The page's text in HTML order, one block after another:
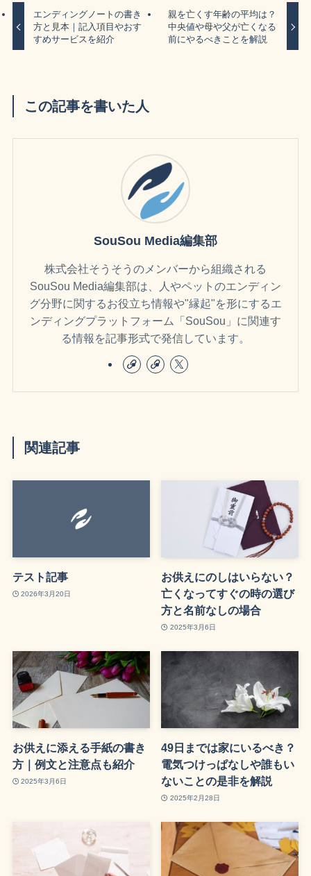
エンディングノートの書き
方と見本｜記入項目やおす
すめサービスを紹介
親を亡くす年齢の平均は？
中央値や母や父が亡くなる
前にやるべきことを解説
この記事を書いた人
SouSou Media編集部
株式会社そうそうのメンバーから組織される
SouSou Media編集部は、人やペットのエンディン
グ分野に関するお役立ち情報や"縁起"を形にするエ
ンディングプラットフォーム「SouSou」に関連す
る情報を記事形式で発信しています。
関連記事
テスト記事
2026年3月20日
お供えにのしはいらない？
亡くなってすぐの時の選び
方と名前なしの場合
2025年3月6日
お供えに添える手紙の書き
方｜例文と注意点も紹介
2025年3月6日
49日までは家にいるべき？
電気つけっぱなしや誰もい
ないことの是非を解説
2025年2月28日